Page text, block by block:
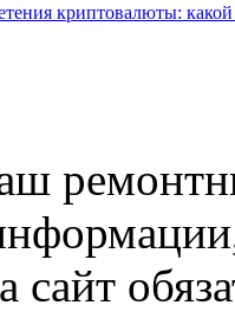
криптовалюты:
сайт